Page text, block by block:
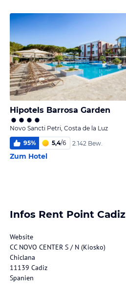
Hipotels Barrosa Garden
Novo Sancti Petri, Costa de la Luz
95% 5,4/6 2.142 Bew.
Zum Hotel
Infos Rent Point Cadiz
Website
CC NOVO CENTER S / N (Kiosko)
Chiclana
11139 Cadiz
Spanien